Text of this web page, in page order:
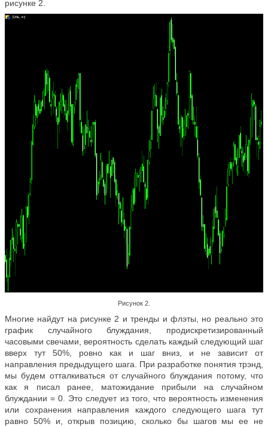
рисунке 2.
Рисунок 2.
Многие найдут на рисунке 2 и тренды и флэты, но реально это
график случайного блуждания, продискретизированный
часовыми свечами, вероятность сделать каждый следующий шаг
вверх тут 50%, ровно как и шаг вниз, и не зависит от
направления предыдущего шага. При разработке понятия трэнд,
мы будем отталкиваться от случайного блуждания потому, что
как я писал ранее, матожидание прибыли на случайном
блуждании = 0. Это следует из того, что вероятность изменения
или сохранения направления каждого следующего шага тут
равно 50% и, открыв позицию, сколько бы шагов мы ее не